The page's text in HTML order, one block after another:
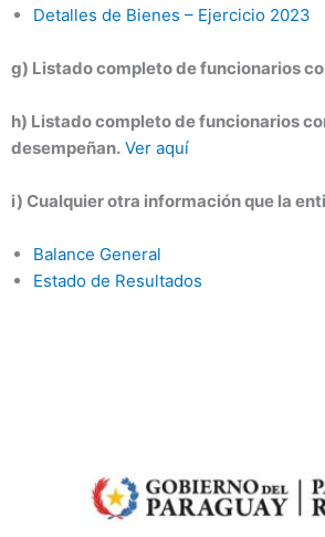
Detalles de Bienes – Ejercicio 2023
g) Listado completo de funcionarios
h) Listado completo de funcionarios
desempeñan. Ver aquí
i) Cualquier otra información que la
Balance General
Estado de Resultados